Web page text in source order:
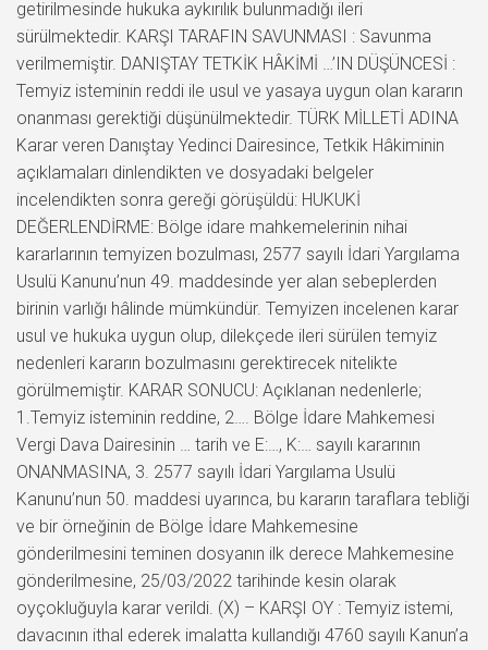
getirilmesinde hukuka aykırılık bulunmadığı ileri
sürülmektedir. KARŞI TARAFIN SAVUNMASI : Savunma
verilmemiştir. DANIŞTAY TETKİK HÂKİMİ …’IN DÜŞÜNCESİ :
Temyiz isteminin reddi ile usul ve yasaya uygun olan kararın
onanması gerektiği düşünülmektedir. TÜRK MİLLETİ ADINA
Karar veren Danıştay Yedinci Dairesince, Tetkik Hâkiminin
açıklamaları dinlendikten ve dosyadaki belgeler
incelendikten sonra gereği görüşüldü: HUKUKİ
DEĞERLENDİRME: Bölge idare mahkemelerinin nihai
kararlarının temyizen bozulması, 2577 sayılı İdari Yargılama
Usulü Kanunu’nun 49. maddesinde yer alan sebeplerden
birinin varlığı hâlinde mümkündür. Temyizen incelenen karar
usul ve hukuka uygun olup, dilekçede ileri sürülen temyiz
nedenleri kararın bozulmasını gerektirecek nitelikte
görülmemiştir. KARAR SONUCU: Açıklanan nedenlerle;
1.Temyiz isteminin reddine, 2…. Bölge İdare Mahkemesi
Vergi Dava Dairesinin … tarih ve E:…, K:… sayılı kararının
ONANMASINA, 3. 2577 sayılı İdari Yargılama Usulü
Kanunu’nun 50. maddesi uyarınca, bu kararın taraflara tebliği
ve bir örneğinin de Bölge İdare Mahkemesine
gönderilmesini teminen dosyanın ilk derece Mahkemesine
gönderilmesine, 25/03/2022 tarihinde kesin olarak
oyçokluğuyla karar verildi. (X) – KARŞI OY : Temyiz istemi,
davacının ithal ederek imalatta kullandığı 4760 sayılı Kanun’a